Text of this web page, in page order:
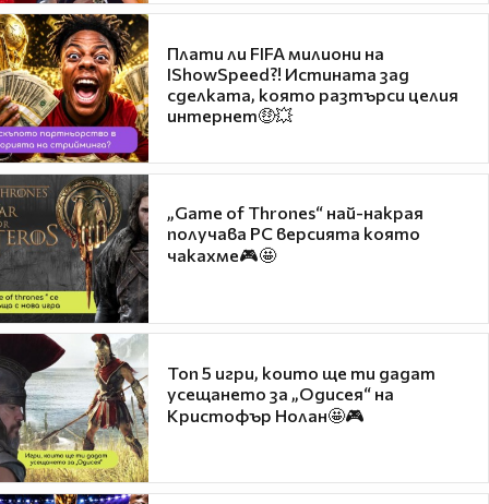
Плати ли FIFA милиони на
IShowSpeed?! Истината зад
сделката, която разтърси целия
интернет🤑💥
„Game of Thrones“ най-накрая
получава PC версията която
чакахме🎮🤩
Топ 5 игри, които ще ти дадат
усещането за „Одисея“ на
Кристофър Нолан🤩🎮